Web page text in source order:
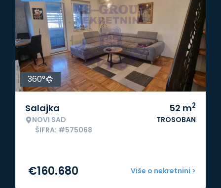
360°
Salajka
NOVI SAD
ŠIFRA: #575068
52 m2
TROSOBAN
Više o nekretnini >
€160.680